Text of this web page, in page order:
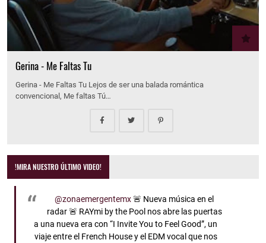
Gerina - Me Faltas Tu
Gerina - Me Faltas Tu Lejos de ser una balada romántica
convencional, Me faltas Tú…
!MIRA NUESTRO ÚLTIMO VIDEO!
@zonaemergentemx🚨 Nueva música en el
radar 🚨 RAYmi by the Pool nos abre las puertas
a una nueva era con “I Invite You to Feel Good”, un
viaje entre el French House y el EDM vocal que nos